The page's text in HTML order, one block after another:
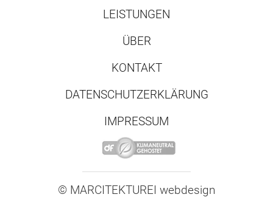
LEISTUNGEN
ÜBER
KONTAKT
DATENSCHUTZERKLÄRUNG
IMPRESSUM
© MARCITEKTUREI webdesign